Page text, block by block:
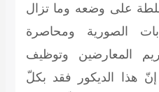
على وضعه وما تزال
الصورية ومحاصرة
المعارضين وتوظيف
إنّ هذا الديكور فقد بكلّ